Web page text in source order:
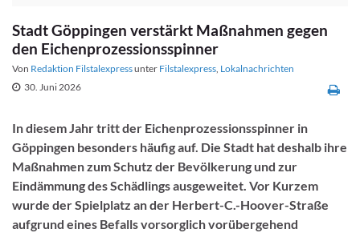
Stadt Göppingen verstärkt Maßnahmen gegen
den Eichenprozessionsspinner
Von Redaktion Filstalexpressunter Filstalexpress, Lokalnachrichten
30. Juni 2026
In diesem Jahr tritt der Eichenprozessionsspinner in
Göppingen besonders häufig auf. Die Stadt hat deshalb ihre
Maßnahmen zum Schutz der Bevölkerung und zur
Eindämmung des Schädlings ausgeweitet. Vor Kurzem
wurde der Spielplatz an der Herbert-C.-Hoover-Straße
aufgrund eines Befalls vorsorglich vorübergehend